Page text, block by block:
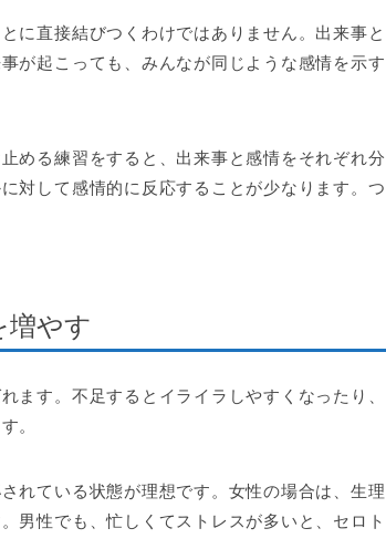
に直接結びつくわけではありません。出来事と
が起こっても、みんなが同じような感情を示す
める練習をすると、出来事と感情をそれぞれ分
対して感情的に反応することが少なります。つ
増やす
ます。不足するとイライラしやすくなったり、
。
れている状態が理想です。女性の場合は、生理
男性でも、忙しくてストレスが多いと、セロト